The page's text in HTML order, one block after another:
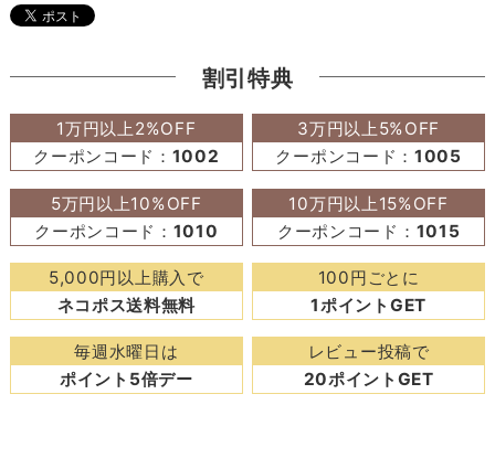
割引特典
1万円以上2%OFF
クーポンコード： 1002
3万円以上5%OFF
クーポンコード：1005
5万円以上10%OFF
クーポンコード： 1010
10万円以上15%OFF
クーポンコード： 1015
5,000円以上購入で
ネコポス送料無料
100円ごとに
1ポイントGET
毎週水曜日は
ポイント5倍デー
レビュー投稿で
20ポイントGET